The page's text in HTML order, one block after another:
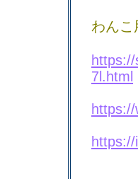
わんこ
7l.html